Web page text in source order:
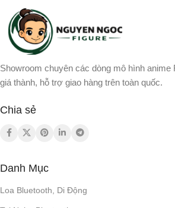
BLUETOOTH V5.3
HỖ TRỢ KẾT NỐI
AUX 3.5mm
DUNG LƯỢNG PIN
4400mAh/ 3.7V
70Hz –
Showroom chuyên các dòng mô hình anime
giá thành, hỗ trợ giao hàng trên toàn quốc.
Chia sẻ
Danh Mục
Loa Bluetooth, Di Động